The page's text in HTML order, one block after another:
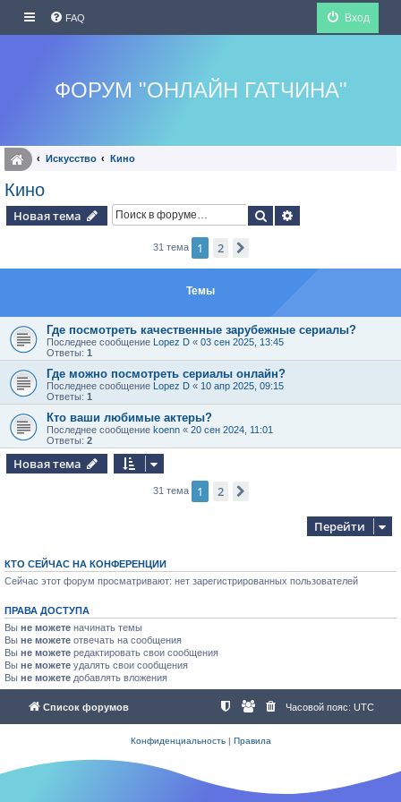
FAQ Вход
ФОРУМ "ОНЛАЙН ГАТЧИНА"
Искуcство Кино
Кино
Новая тема Поиск
31 тема 1 2
Темы
Где посмотреть качественные зарубежные сериалы?
Последнее сообщение Lopez D « 03 сен 2025, 13:45
Ответы: 1
Где можно посмотреть сериалы онлайн?
Последнее сообщение Lopez D « 10 апр 2025, 09:15
Ответы: 1
Кто ваши любимые актеры?
Последнее сообщение koenn « 20 сен 2024, 11:01
Ответы: 2
Новая тема
31 тема 1 2
Перейти
КТО СЕЙЧАС НА КОНФЕРЕНЦИИ
Сейчас этот форум просматривают: нет зарегистрированных пользователей
ПРАВА ДОСТУПА
Вы не можете начинать темы
Вы не можете отвечать на сообщения
Вы не можете редактировать свои сообщения
Вы не можете удалять свои сообщения
Вы не можете добавлять вложения
Список форумов Часовой пояс: UTC
Конфиденциальность| Правила